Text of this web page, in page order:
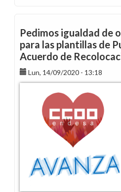
centrales
de
Tenerife,
Gran
Canaria
e
Ibiza
Pedimos igualdad de
para las plantillas de
Acuerdo de
Lun, 14/09/2020 - 13:18